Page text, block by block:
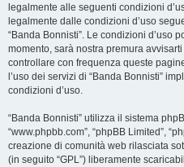
legalmente alle seguenti condizioni
legalmente dalle condizioni d’uso
“Banda Bonnisti”. Le condizioni d’uso
momento, sarà nostra premura
controllare con frequenza queste
l’uso dei servizi di “Banda Bonnisti”
condizioni d’uso.
“Banda Bonnisti” utilizza il sistema
“www.phpbb.com”, “phpBB Limited”,
creazione di comunità web rilasciata
(in seguito “GPL”) liberamente